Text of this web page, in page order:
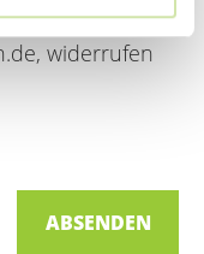
Mail an
widerrufen
ABSENDEN